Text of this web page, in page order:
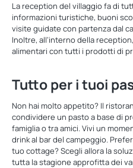
La reception del villaggio fa di
informazioni turistiche, buoni
visite guidate con partenza dal
Inoltre, all’interno della
alimentari con tutti i prodotti di
Tutto per i tuoi
Non hai molto appetito? Il
condividere un pasto a base di
famiglia o tra amici. Vivi un
drink al bar del campeggio.
tuo cottage? Scegli allora la
tutta la stagione approfitta dei